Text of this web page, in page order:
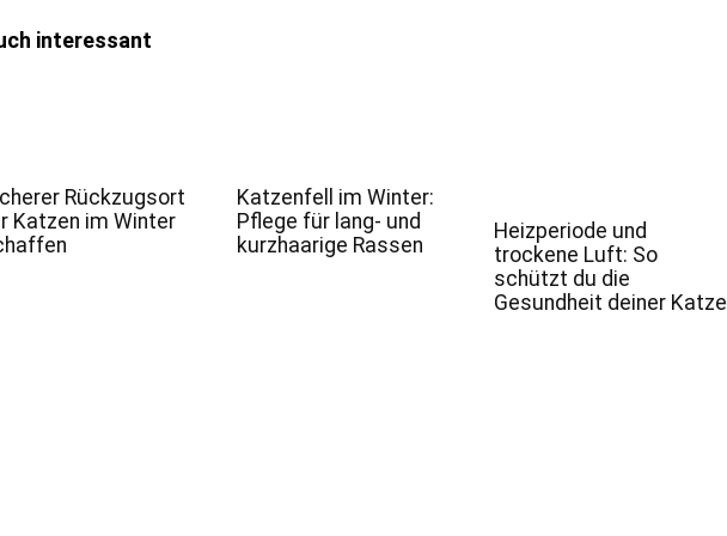
interessant
Rückzugsort
Katzen im Winter
Katzenfell im Winter:
Pflege für lang- und
kurzhaarige Rassen
Heizperiode und
trockene Luft: So
schützt du die
Gesundheit deiner Katze